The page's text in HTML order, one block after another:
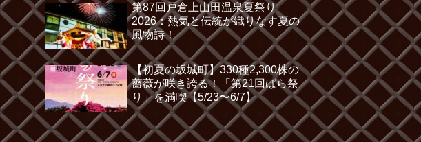
第87回戸倉上山田温泉夏祭り
2026：熱気と伝統が織りなす夏の
風物詩！
【初夏の坂城町】330種2,300株の
薔薇が咲き誇る！「第21回ばら祭
り」を満喫【5/23〜6/7】